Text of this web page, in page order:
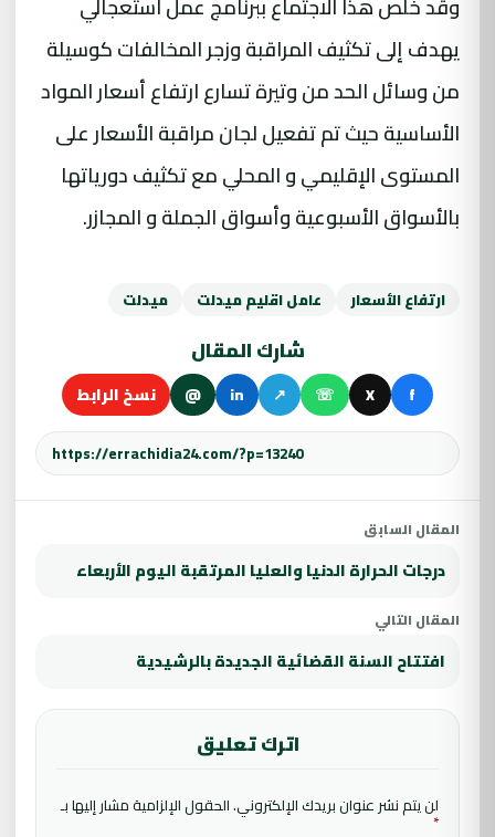
يهدف إلى تكثيف المراقبة وزجر المخالفات كوسيلة
من وسائل الحد من وتيرة تسارع ارتفاع أسعار المواد
الأساسية حيث تم تفعيل لجان مراقبة الأسعار على
المستوى الإقليمي و المحلي مع تكثيف دورياتها
بالأسواق الأسبوعية وأسواق الجملة و المجازر.
ارتفاع الأسعار عامل اقليم ميدلت ميدلت
شارك المقال
f
X
☏
↗
in
@ نسخ الرابط
المقال السابق
درجات الحرارة الدنيا والعليا المرتقبة اليوم الأربعاء
المقال التالي
افتتاح السنة القضائية الجديدة بالرشيدية
اترك تعليق
لن يتم نشر عنوان بريدك الإلكتروني.الحقول الإلزامية مشار إليها بـ
*